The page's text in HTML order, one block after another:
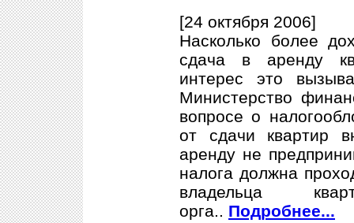
[24 октября 2006]
Насколько более
сдача в аренду
интерес это
Министерство
вопросе о
от сдачи квартир
аренду не
налога должна
владельца
орга.. Подробнее...